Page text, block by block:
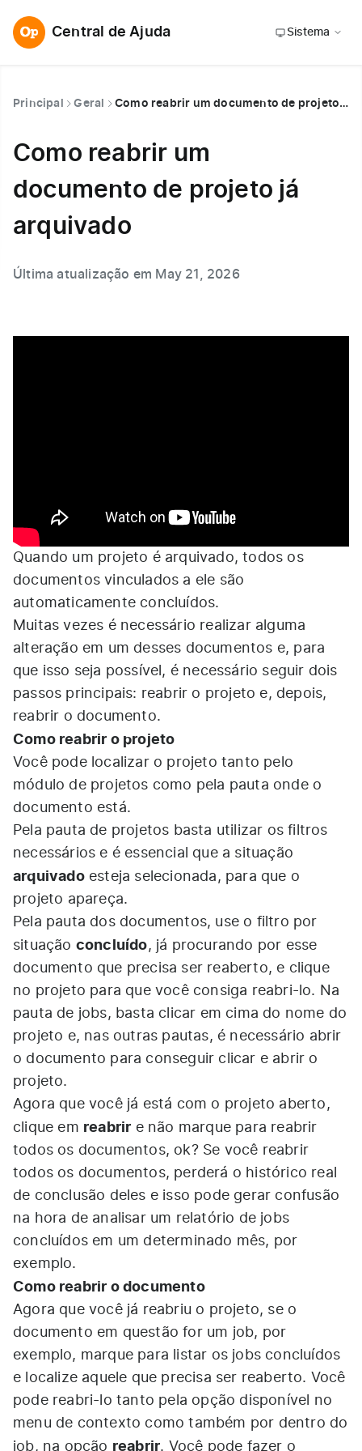
Central de Ajuda Sistema
Principal Geral Como reabrir um documento de projeto já arquivado
Como reabrir um
documento de projeto já
arquivado
Última atualização em May 21, 2026
Quando um projeto é arquivado, todos os
documentos vinculados a ele são
automaticamente concluídos.
Muitas vezes é necessário realizar alguma
alteração em um desses documentos e, para
que isso seja possível, é necessário seguir dois
passos principais: reabrir o projeto e, depois,
reabrir o documento.
Como reabrir o projeto
Você pode localizar o projeto tanto pelo
módulo de projetos como pela pauta onde o
documento está.
Pela pauta de projetos basta utilizar os filtros
necessários e é essencial que a situação
arquivadoesteja selecionada, para que o
projeto apareça.
Pela pauta dos documentos, use o filtro por
situação concluído, já procurando por esse
documento que precisa ser reaberto, e clique
no projeto para que você consiga reabri-lo. Na
pauta de jobs, basta clicar em cima do nome do
projeto e, nas outras pautas, é necessário abrir
o documento para conseguir clicar e abrir o
projeto.
Agora que você já está com o projeto aberto,
clique em reabrir e não marque para reabrir
todos os documentos, ok? Se você reabrir
todos os documentos, perderá o histórico real
de conclusão deles e isso pode gerar confusão
na hora de analisar um relatório de jobs
concluídos em um determinado mês, por
exemplo.
Como reabrir o documento
Agora que você já reabriu o projeto, se o
documento em questão for um job, por
exemplo, marque para listar os jobs concluídos
e localize aquele que precisa ser reaberto. Você
pode reabri-lo tanto pela opção disponível no
menu de contexto como também por dentro do
job, na opção reabrir. Você pode fazer o